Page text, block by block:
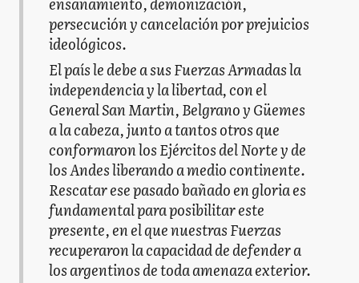
persecución y cancelación por prejuicios
ideológicos.
El país le debe a sus Fuerzas Armadas la
independencia y la libertad, con el
General San Martin, Belgrano y Güemes
a la cabeza, junto a tantos otros que
conformaron los Ejércitos del Norte y de
los Andes liberando a medio continente.
Rescatar ese pasado bañado en gloria es
fundamental para posibilitar este
presente, en el que nuestras Fuerzas
recuperaron la capacidad de defender a
los argentinos de toda amenaza exterior.